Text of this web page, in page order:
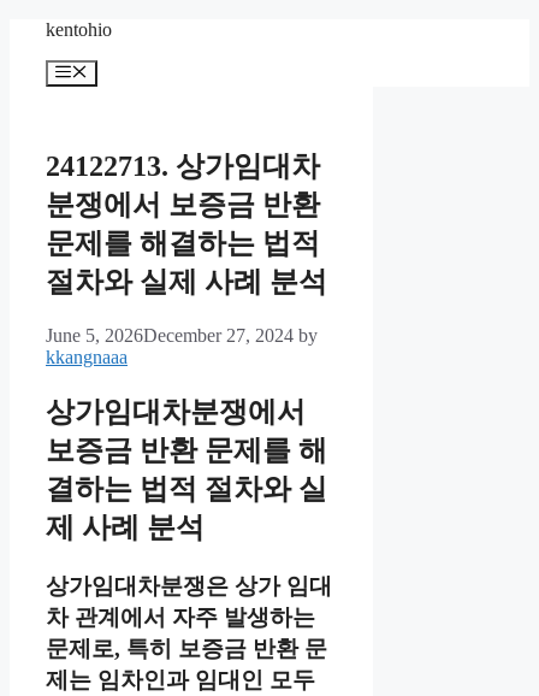
content
kentohio
Menu
24122713. 상가임대차
분쟁에서 보증금 반환
문제를 해결하는 법적
절차와 실제 사례 분석
June 5, 2026December 27, 2024 by
kkangnaaa
상가임대차분쟁에서
보증금 반환 문제를 해
결하는 법적 절차와 실
제 사례 분석
상가임대차분쟁은 상가 임대
차 관계에서 자주 발생하는
문제로, 특히 보증금 반환 문
제는 임차인과 임대인 모두